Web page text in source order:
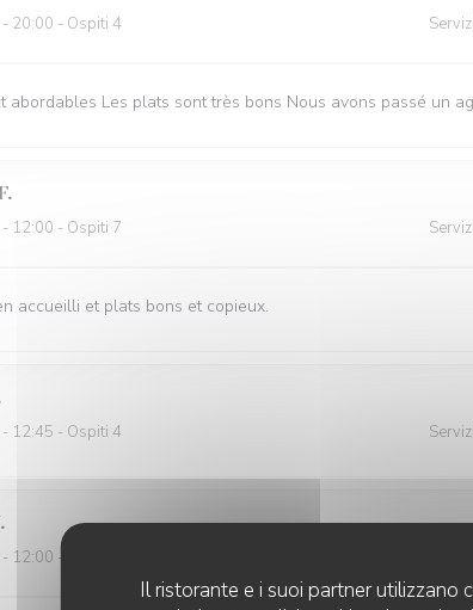
Il ristorante e i suoi partner
- 20:00 - Ospiti 4
abordables Les plats sont très bons Nous avons passé un
- 12:00 - Ospiti 7
accueilli et plats bons et copieux.
- 12:45 - Ospiti 4
- 12:00 - Ospiti 4